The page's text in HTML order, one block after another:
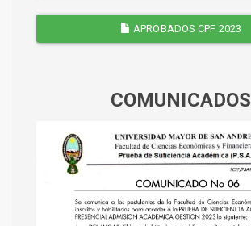
APROBADOS CPF 2023
COMUNICADOS